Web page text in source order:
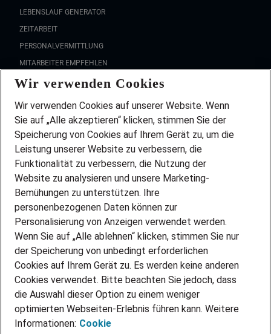
LEBENSLAUF GENERATOR
ZEITARBEIT
PERSONALVERMITTLUNG
MITARBEITER EMPFEHLEN
FAQ
Wir stellen ein!
DEINE BERUFSGRUPPE
DEINE LEBENSSITUATION
PARTNERSHIP WITH AIRBUS
INITIATIV BEWERBEN
ÜBER UNS
STANDORTE
BLOG
PRESSE
KONTAKT
@Adecco 2026
Wir verwenden Cookies
Wir verwenden Cookies auf unserer Website. Wenn
Sie auf „Alle akzeptieren“ klicken, stimmen Sie der
Speicherung von Cookies auf Ihrem Gerät zu, um die
Leistung unserer Website zu verbessern, die
Funktionalität zu verbessern, die Nutzung der
Website zu analysieren und unsere Marketing-
Bemühungen zu unterstützen. Ihre
personenbezogenen Daten können zur
Personalisierung von Anzeigen verwendet werden.
Wenn Sie auf „Alle ablehnen“ klicken, stimmen Sie nur
der Speicherung von unbedingt erforderlichen
Cookies auf Ihrem Gerät zu. Es werden keine anderen
Cookies verwendet. Bitte beachten Sie jedoch, dass
die Auswahl dieser Option zu einem weniger
optimierten Webseiten-Erlebnis führen kann. Weitere
Informationen: Cookie